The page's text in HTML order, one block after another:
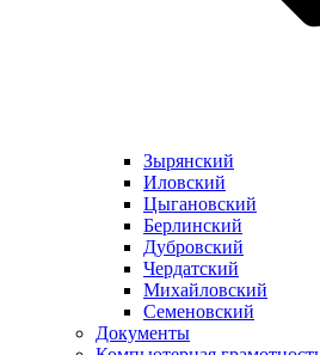
Зырянский
Иловский
Цыгановский
Берлинский
Дубровский
Чердатский
Михайловский
Семеновский
Документы